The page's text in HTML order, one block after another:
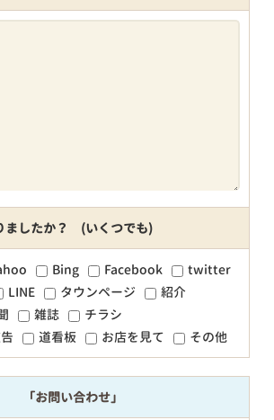
ましたか？ (いくつでも)
Bing Facebook
twitter
LINE タウンページ
紹介
雑誌
チラシ
道看板 お店を見て その他
「お問い合わせ」